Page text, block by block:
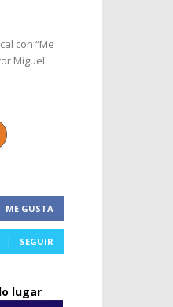
con “Me
Miguel
ME GUSTA
SEGUIR
lugar